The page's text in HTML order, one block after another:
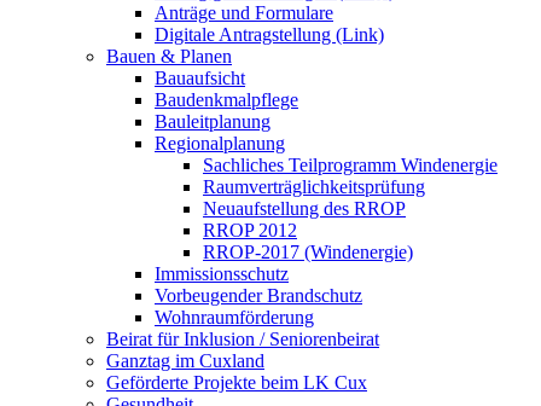
Anträge und Formulare
Digitale Antragstellung (Link)
Bauen & Planen
Bauaufsicht
Baudenkmalpflege
Bauleitplanung
Regionalplanung
Sachliches Teilprogramm Windenergie
Raumverträglichkeitsprüfung
Neuaufstellung des RROP
RROP 2012
RROP-2017 (Windenergie)
Immissionsschutz
Vorbeugender Brandschutz
Wohnraumförderung
Beirat für Inklusion / Seniorenbeirat
Ganztag im Cuxland
Geförderte Projekte beim LK Cux